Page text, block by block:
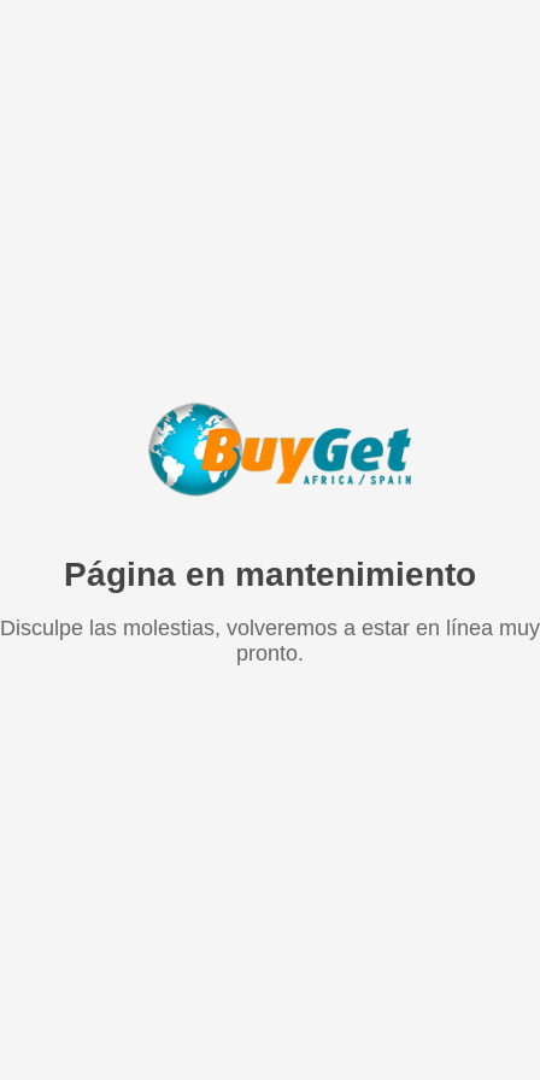
Página en mantenimiento
Disculpe las molestias, volveremos a estar en línea muy
pronto.